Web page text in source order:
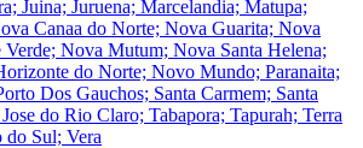
Juina; Juruena; Marcelandia; Matupa;
Canaa do Norte; Nova Guarita; Nova
Nova Mutum; Nova Santa Helena;
do Norte; Novo Mundo; Paranaita;
Dos Gauchos; Santa Carmem; Santa
do Rio Claro; Tabapora; Tapurah; Terra
Sul; Vera